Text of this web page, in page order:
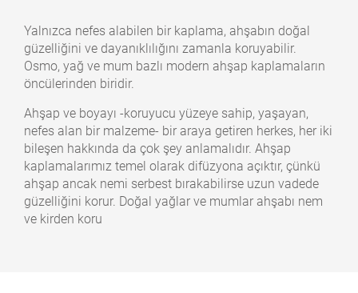
Yalnızca nefes alabilen bir kaplama, ahşabın doğal
güzelliğini ve dayanıklılığını zamanla koruyabilir.
Osmo, yağ ve mum bazlı modern ahşap kaplamaların
öncülerinden biridir.
Ahşap ve boyayı -koruyucu yüzeye sahip, yaşayan,
nefes alan bir malzeme- bir araya getiren herkes, her iki
bileşen hakkında da çok şey anlamalıdır. Ahşap
kaplamalarımız temel olarak difüzyona açıktır, çünkü
ahşap ancak nemi serbest bırakabilirse uzun vadede
güzelliğini korur. Doğal yağlar ve mumlar ahşabı nem
ve kirden koru